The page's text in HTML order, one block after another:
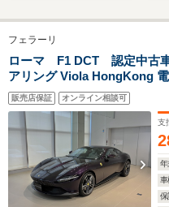
ー/
ナ
ビ/
純
フェラーリ
ローマ F1 DCT 認定中古
アリング Viola HongKong
ール
販売店保証 オンライン相談可
支
年
車
保